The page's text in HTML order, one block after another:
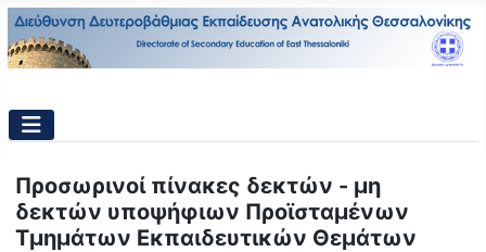
Προσωρινοί πίνακες δεκτών - μη
δεκτών υποψήφιων Προϊσταμένων
Τμημάτων Εκπαιδευτικών Θεμάτων